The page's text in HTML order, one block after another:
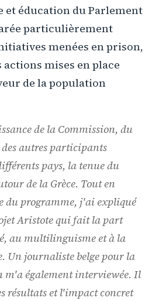
éducation du Parlement
particulièrement
menées en prison,
mises en place
de la population
de la Commission, du
autres participants
pays, la tenue du
de la Grèce. Tout en
du programme, j'ai expliqué
Aristote qui fait la part
au multilinguisme et à la
Un journaliste belge pour la
m'a également interviewée. Il
résultats et l'impact concret